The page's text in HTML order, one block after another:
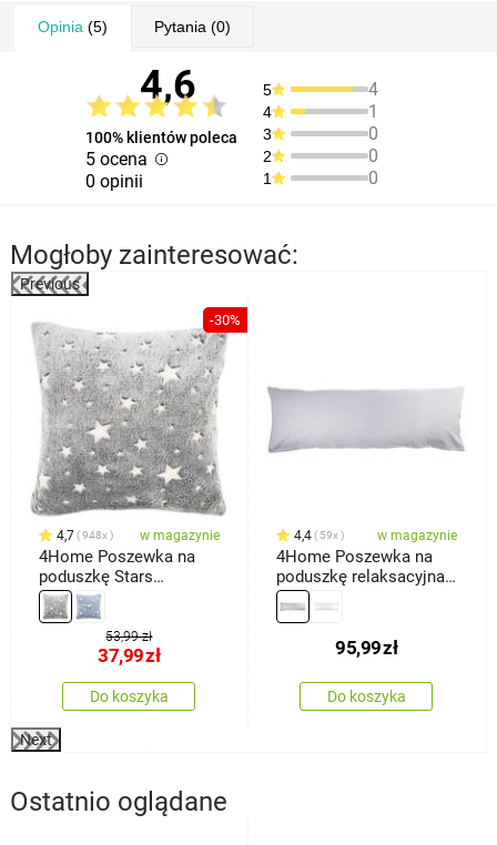
Opinia (5) Pytania (0)
4,6
100% klientów poleca
5 ocena
0 opinii
5 4
4 1
3 0
2 0
1 0
Mogłoby zainteresować:
Previous
-30%
4,7 948x w magazynie
4Home Poszewka na
poduszkę Stars
świecąca szary, 40 x 40
cm
53,99 zł
37,99zł
Do koszyka
4,4 59x w magazynie
4Home Poszewka na
poduszkę relaksacyjna
Mąż zastępczy,
jasnoszara, 55 x 180 cm
95,99zł
Do koszyka
Next
Ostatnio oglądane